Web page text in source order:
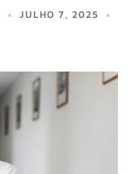
JULHO 7, 2025